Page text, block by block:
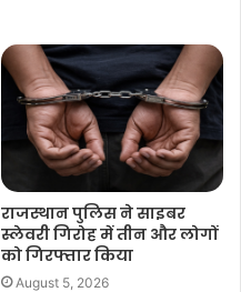
राजस्थान पुलिस ने साइबर
स्लेवरी गिरोह में तीन और लोगों
को गिरफ्तार किया
August 5, 2026